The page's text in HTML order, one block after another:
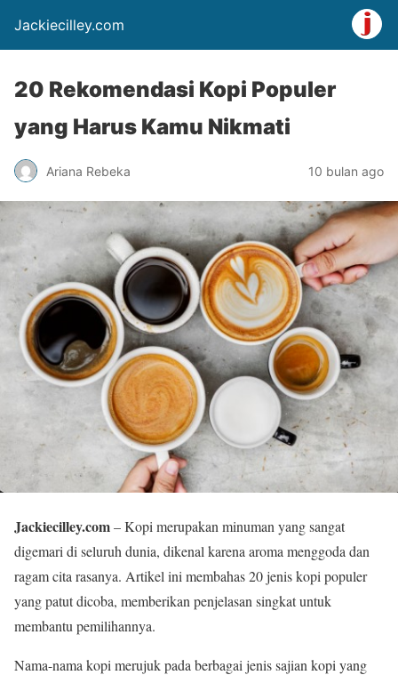
Jackiecilley.com
20 Rekomendasi Kopi Populer
yang Harus Kamu Nikmati
Ariana Rebeka 10 bulan ago
Jackiecilley.com– Kopi merupakan minuman yang sangat
digemari di seluruh dunia, dikenal karena aroma menggoda dan
ragam cita rasanya. Artikel ini membahas 20 jenis kopi populer
yang patut dicoba, memberikan penjelasan singkat untuk
membantu pemilihannya.
Nama-nama kopi merujuk pada berbagai jenis sajian kopi yang